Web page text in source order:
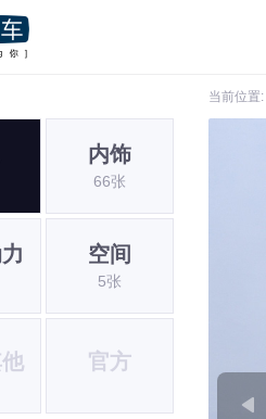
当前位置:
内饰
66张
空间
5张
官方